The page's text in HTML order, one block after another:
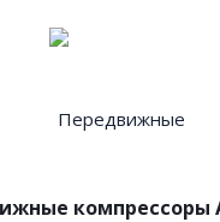
компрессоры